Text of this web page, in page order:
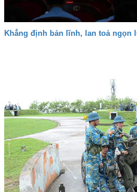
Khẳng định bản lĩnh, lan toả ngọn